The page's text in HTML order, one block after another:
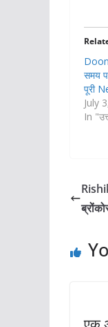
समय
पूरी
July
In